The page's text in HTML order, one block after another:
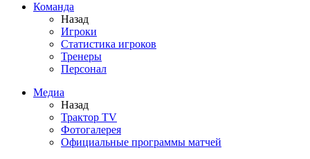
Команда
Назад
Игроки
Статистика игроков
Тренеры
Персонал
Медиа
Назад
Трактор TV
Фотогалерея
Официальные программы матчей